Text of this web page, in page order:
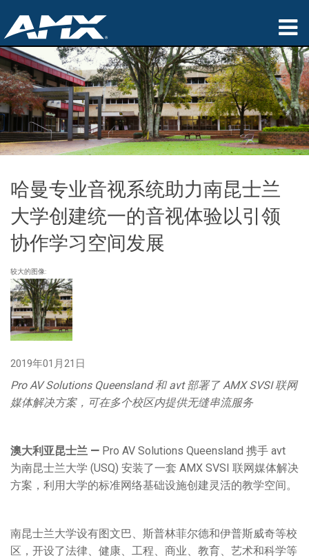
产品
应用领域
Partners
哪里购买
培训
支持
公司简介
语言/地区
哈曼专业音视系统助力南昆士兰
大学创建统一的音视体验以引领
协作学习空间发展
较大的图像:
2019年01月21日
Pro AV Solutions Queensland和avt 部署了AMX SVSI联网
媒体解决方案， 可在多个校区内提供无缝串流服务
澳大利亚昆士兰 — Pro AV Solutions Queensland 携手 avt
为南昆士兰大学 (USQ) 安装了一套 AMX SVSI 联网媒体解决
方案，利用大学的标准网络基础设施创建灵活的教学空间。
南昆士兰大学设有图文巴、斯普林菲尔德和伊普斯威奇等校
区，开设了法律、健康、工程、商业、教育、艺术和科学等